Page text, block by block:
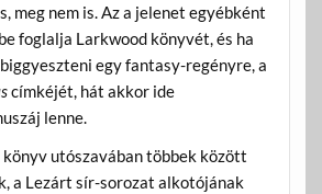
meg nem is. Az a jelenet egyébként
foglalja Larkwood könyvét, és ha
egy fantasy-regényre, a
címkéjét, hát akkor ide
lenne.
könyv utószavában többek között
a Lezárt sír-sorozat alkotójának